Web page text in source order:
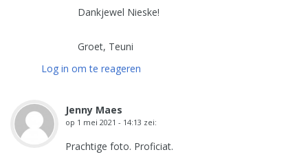
Dankjewel Nieske!
Groet, Teuni
Log in om te reageren
Jenny Maes
op 1 mei 2021 - 14:13 zei:
Prachtige foto. Proficiat.